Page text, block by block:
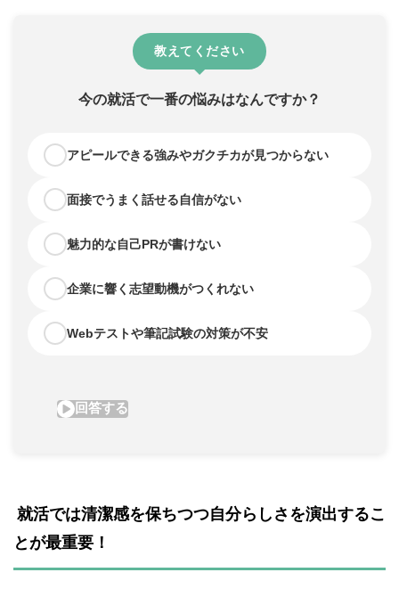
就活では清潔感を保ちつつ自分らしさを演出するこ
とが最重要！